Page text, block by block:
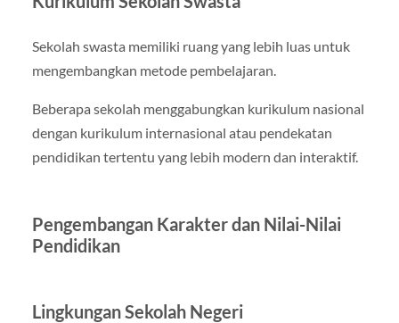
Sekolah swasta memiliki ruang yang lebih luas untuk
mengembangkan metode pembelajaran.
Beberapa sekolah menggabungkan kurikulum nasional
dengan kurikulum internasional atau pendekatan
pendidikan tertentu yang lebih modern dan interaktif.
Pengembangan Karakter dan Nilai-Nilai
Pendidikan
Lingkungan Sekolah Negeri